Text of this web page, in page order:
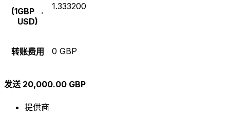
(1GBP →
USD)
1.333200
转账费用 0 GBP
发送 20,000.00 GBP
提供商